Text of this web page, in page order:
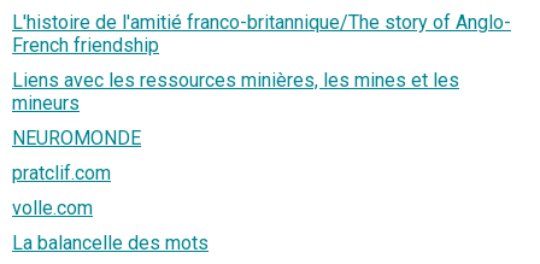
L'histoire de l'amitié franco-britannique/The story of Anglo-
French friendship
Liens avec les ressources minières, les mines et les
mineurs
NEUROMONDE
pratclif.com
volle.com
La balancelle des mots